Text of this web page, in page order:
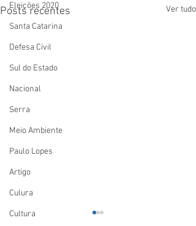
Eleições 2020
Santa Catarina
Defesa Civil
Sul do Estado
Nacional
Serra
Meio Ambiente
Paulo Lopes
Artigo
Culura
Cultura
Posts recentes Ver tudo